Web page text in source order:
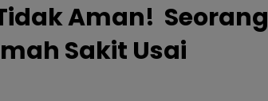
Aman! Seorang
Sakit Usai